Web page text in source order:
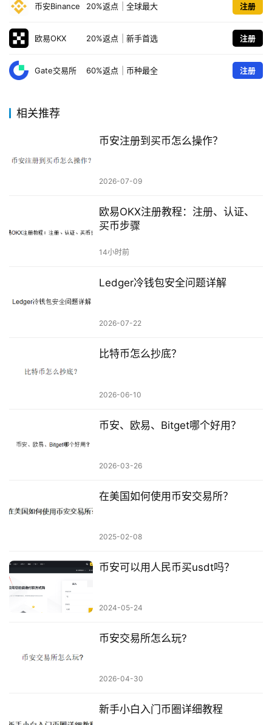
币安Binance 20%返点 全球最大 注册
欧易OKX 20%返点 新手首选 注册
Gate交易所 60%返点 币种最全 注册
相关推荐
币安注册到买币怎么操作？
2026-07-09
欧易OKX注册教程：注册、认证、
买币步骤
14小时前
Ledger冷钱包安全问题详解
2026-07-22
比特币怎么抄底？
2026-06-10
币安、欧易、Bitget哪个好用？
2026-03-26
在美国如何使用币安交易所？
2025-02-08
币安可以用人民币买usdt吗？
2024-05-24
币安交易所怎么玩?
2026-04-30
新手小白入门币圈详细教程